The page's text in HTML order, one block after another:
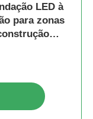
LED à
para zonas